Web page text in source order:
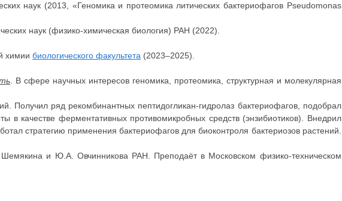
наук (2013, «Геномика и протеомика литических бактериофагов Pseudomonas
наук (физико-химическая биология) РАН (2022).
химии биологического факультета (2023–2025).
. В сфере научных интересов геномика, протеомика, структурная и молекулярная
Получил ряд рекомбинантных пептидогликан-гидролаз бактериофагов, подобрал
в качестве ферментативных противомикробных средств (энзибиотиков). Внедрил
стратегию применения бактериофагов для биоконтроля бактериозов растений.
и Ю.А. Овчинникова РАН. Преподаёт в Московском физико-техническом